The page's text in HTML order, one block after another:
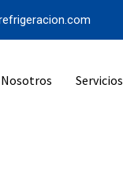
Nosotros Servicios